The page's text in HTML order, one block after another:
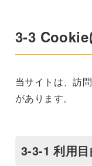
3-3 Cookie
当サイトは、訪
があります。
3-3-1 利用